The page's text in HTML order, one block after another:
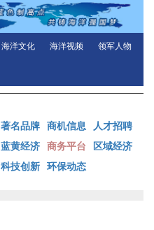
海洋文化 海洋视频 领军人物
著名品牌 商机信息 人才招聘
蓝黄经济 商务平台 区域经济
科技创新 环保动态